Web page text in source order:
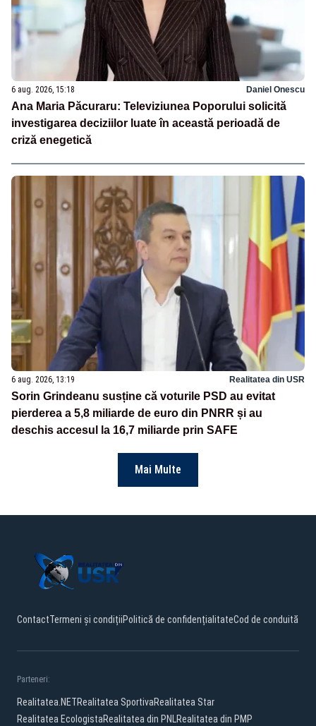
6 aug. 2026, 15:18 Daniel Onescu
Ana Maria Păcuraru: Televiziunea Poporului solicită
investigarea deciziilor luate în această perioadă de
criză enegetică
6 aug. 2026, 13:19 Realitatea din USR
Sorin Grindeanu susține că voturile PSD au evitat
pierderea a 5,8 miliarde de euro din PNRR și au
deschis accesul la 16,7 miliarde prin SAFE
Mai Multe
ContactTermeni și condițiiPolitică de confidențialitateCod de conduită
Parteneri:
Realitatea.NETRealitatea SportivaRealitatea Star
Realitatea EcologistaRealitatea din PNLRealitatea din PMP